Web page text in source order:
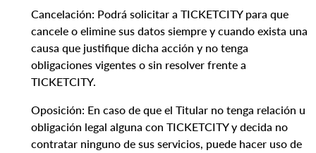
Cancelación: Podrá solicitar a TICKETCITY para que
cancele o elimine sus datos siempre y cuando exista una
causa que justifique dicha acción y no tenga
obligaciones vigentes o sin resolver frente a
TICKETCITY.
Oposición: En caso de que el Titular no tenga relación u
obligación legal alguna con TICKETCITY y decida no
contratar ninguno de sus servicios, puede hacer uso de